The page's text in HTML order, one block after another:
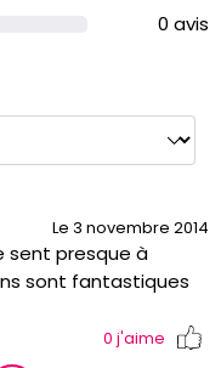
0 avis
Le 3 novembre 2014
sent presque à
sont fantastiques
0 j'aime